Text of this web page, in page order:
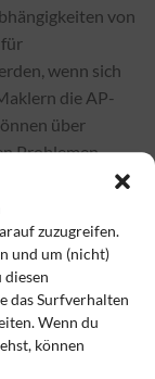
zuzugreifen.
und um (nicht)
diesen
das Surfverhalten
Wenn du
können
von
wenn sich
die AP-
über
Problemen
sie einmal
die Erstellung
deren
werden ein Tool
den Weg zur
kann.